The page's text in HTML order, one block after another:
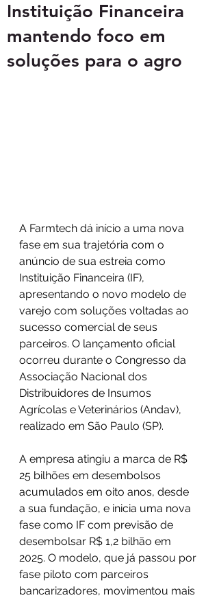
Instituição Financeira
mantendo foco em
soluções para o agro
A Farmtech dá início a uma nova
fase em sua trajetória com o
anúncio de sua estreia como
Instituição Financeira (IF),
apresentando o novo modelo de
varejo com soluções voltadas ao
sucesso comercial de seus
parceiros. O lançamento oficial
ocorreu durante o Congresso da
Associação Nacional dos
Distribuidores de Insumos
Agrícolas e Veterinários (Andav),
realizado em São Paulo (SP).
A empresa atingiu a marca de R$
25 bilhões em desembolsos
acumulados em oito anos, desde
a sua fundação, e inicia uma nova
fase como IF com previsão de
desembolsar R$ 1,2 bilhão em
2025. O modelo, que já passou por
fase piloto com parceiros
bancarizadores, movimentou mais